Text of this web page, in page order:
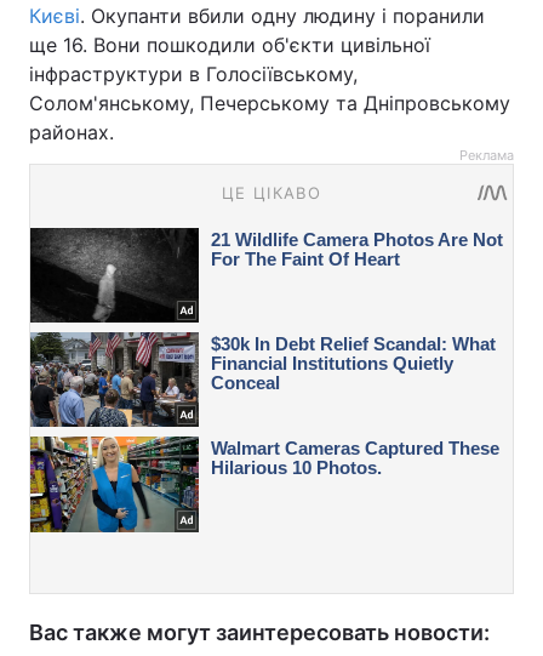
Києві. Окупанти вбили одну людину і поранили
ще 16. Вони пошкодили об'єкти цивільної
інфраструктури в Голосіївському,
Солом'янському, Печерському та Дніпровському
районах.
Реклама
Вас также могут заинтересовать новости: